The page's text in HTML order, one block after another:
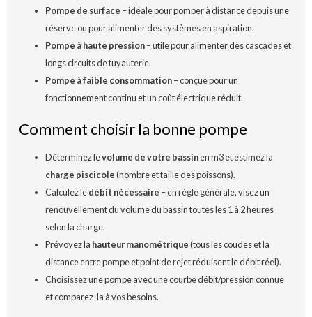
Pompe de surface – idéale pour pomper à distance depuis une
réserve ou pour alimenter des systèmes en aspiration.
Pompe à haute pression– utile pour alimenter des cascades et
longs circuits de tuyauterie.
Pompe à faible consommation– conçue pour un
fonctionnement continu et un coût électrique réduit.
Comment choisir la bonne pompe
Déterminez levolume de votre bassinen m3 et estimez la
charge piscicole(nombre et taille des poissons).
Calculez ledébit nécessaire – en règle générale, visez un
renouvellement du volume du bassin toutes les 1 à 2 heures
selon la charge.
Prévoyez la hauteur manométrique(tous les coudes et la
distance entre pompe et point de rejet réduisent le débit réel).
Choisissez une pompe avec une courbe débit/pression connue
et comparez-la à vos besoins.